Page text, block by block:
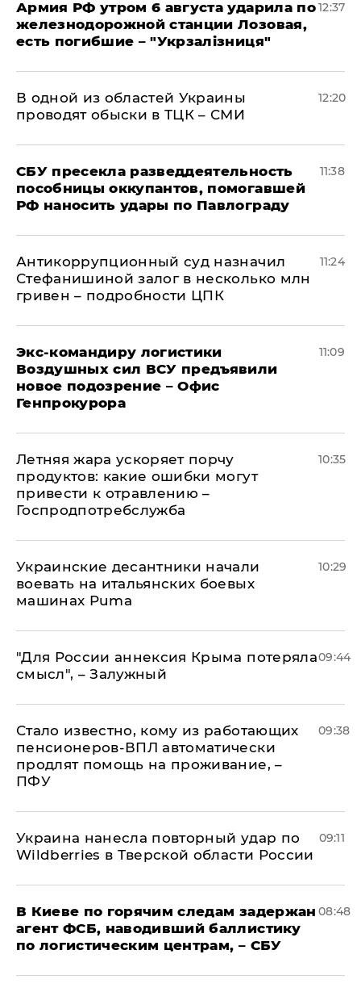
Армия РФ утром 6 августа ударила по
железнодорожной станции Лозовая,
есть погибшие – "Укрзалізниця"
12:37
В одной из областей Украины
проводят обыски в ТЦК – СМИ
12:20
СБУ пресекла разведдеятельность
пособницы оккупантов, помогавшей
РФ наносить удары по Павлограду
11:38
Антикоррупционный суд назначил
Стефанишиной залог в несколько млн
гривен – подробности ЦПК
11:24
Экс-командиру логистики
Воздушных сил ВСУ предъявили
новое подозрение – Офис
Генпрокурора
11:09
Летняя жара ускоряет порчу
продуктов: какие ошибки могут
привести к отравлению –
Госпродпотребслужба
10:35
Украинские десантники начали
воевать на итальянских боевых
машинах Puma
10:29
"Для России аннексия Крыма потеряла
смысл", – Залужный
09:44
Стало известно, кому из работающих
пенсионеров-ВПЛ автоматически
продлят помощь на проживание, –
ПФУ
09:38
Украина нанесла повторный удар по
Wildberries в Тверской области России
09:11
В Киеве по горячим следам задержан
агент ФСБ, наводивший баллистику
по логистическим центрам, – СБУ
08:48